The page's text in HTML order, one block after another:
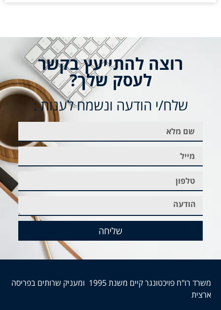
רוצה להתייעץ בקשר
לעסק שלך?
שלח/י הודעה ונשמח לענות :
שליחה
משרד רו"ח פויכטונגר קיים משנת 1995 ומעניק שרותים בפריסה
ארצית